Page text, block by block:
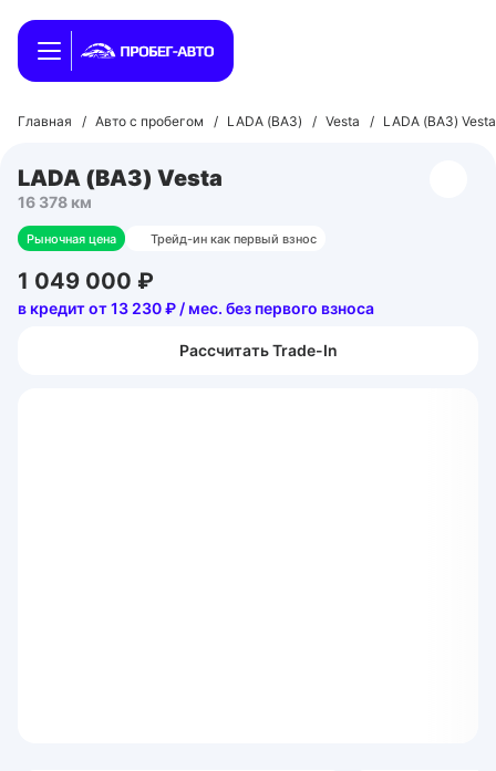
Главная / Авто с пробегом / LADA (ВАЗ) / Vesta / LADA (ВАЗ) Vesta
LADA (ВАЗ) Vesta
16 378 км
Рыночная цена Трейд-ин как первый взнос
1 049 000 ₽
в кредит от 13 230 ₽ / мес. без первого взноса
Рассчитать Trade-In